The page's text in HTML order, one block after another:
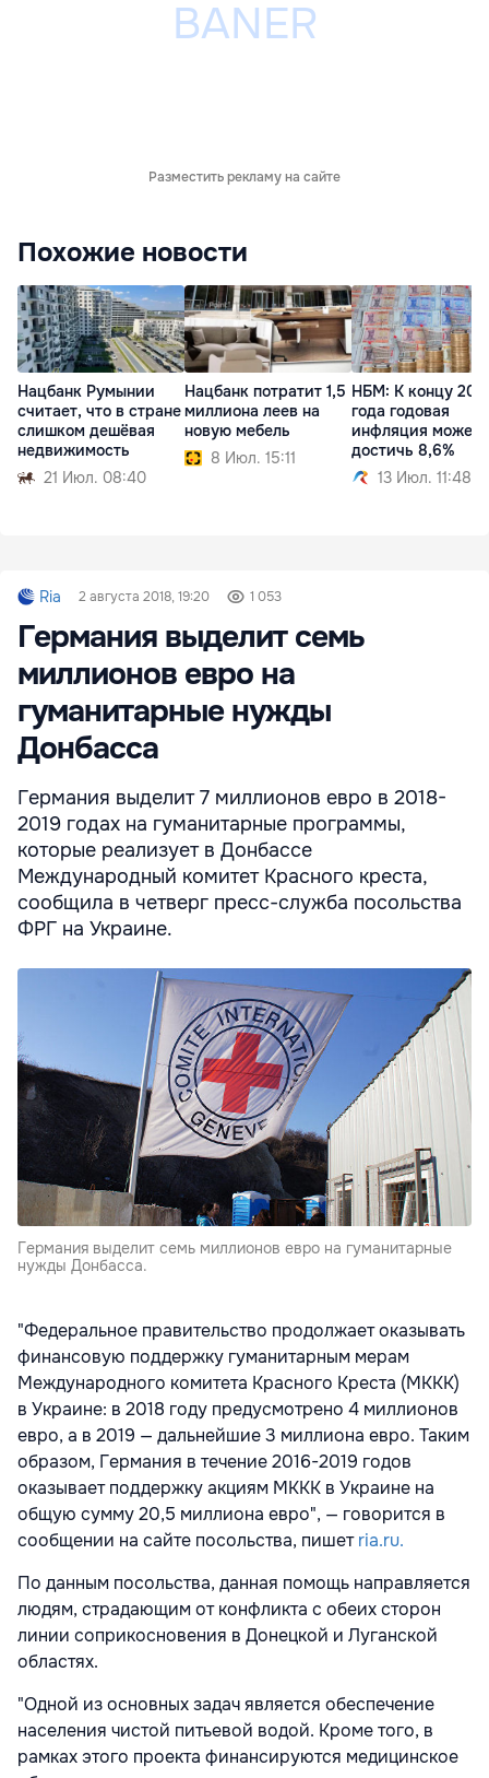
Разместить рекламу на сайте
Похожие новости
Нацбанк Румынии
считает, что в стране
слишком дешёвая
недвижимость
21 Июл. 08:40
Нацбанк потратит 1,5
миллиона леев на
новую мебель
8 Июл. 15:11
НБМ: К концу
года годовая
инфляция может
достичь 8,6%
13 Июл. 11:48
Ria 2 августа 2018, 19:20 1 053
Германия выделит семь
миллионов евро на
гуманитарные нужды
Донбасса
Германия выделит 7 миллионов евро в 2018-
2019 годах на гуманитарные программы,
которые реализует в Донбассе
Международный комитет Красного креста,
сообщила в четверг пресс-служба посольства
ФРГ на Украине.
Германия выделит семь миллионов евро на гуманитарные
нужды Донбасса.
"Федеральное правительство продолжает оказывать
финансовую поддержку гуманитарным мерам
Международного комитета Красного Креста (МККК)
в Украине: в 2018 году предусмотрено 4 миллионов
евро, а в 2019 — дальнейшие 3 миллиона евро. Таким
образом, Германия в течение 2016-2019 годов
оказывает поддержку акциям МККК в Украине на
общую сумму 20,5 миллиона евро", — говорится в
сообщении на сайте посольства, пишетria.ru.
По данным посольства, данная помощь направляется
людям, страдающим от конфликта с обеих сторон
линии соприкосновения в Донецкой и Луганской
областях.
"Одной из основных задач является обеспечение
населения чистой питьевой водой. Кроме того, в
рамках этого проекта финансируются медицинское